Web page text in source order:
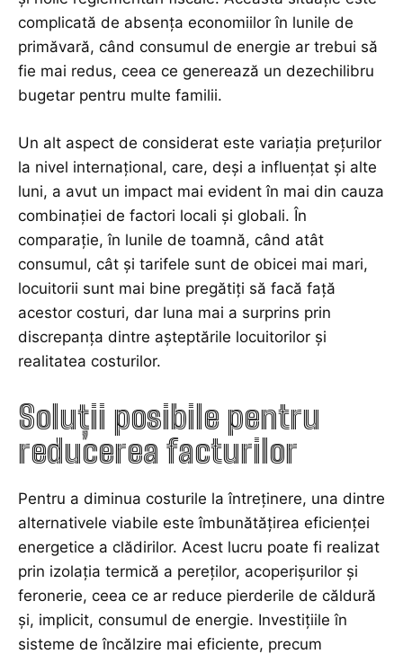
complicată de absența economiilor în lunile de
primăvară, când consumul de energie ar trebui să
fie mai redus, ceea ce generează un dezechilibru
bugetar pentru multe familii.
Un alt aspect de considerat este variația prețurilor
la nivel internațional, care, deși a influențat și alte
luni, a avut un impact mai evident în mai din cauza
combinației de factori locali și globali. În
comparație, în lunile de toamnă, când atât
consumul, cât și tarifele sunt de obicei mai mari,
locuitorii sunt mai bine pregătiți să facă față
acestor costuri, dar luna mai a surprins prin
discrepanța dintre așteptările locuitorilor și
realitatea costurilor.
Soluții posibile pentru
reducerea facturilor
Pentru a diminua costurile la întreținere, una dintre
alternativele viabile este îmbunătățirea eficienței
energetice a clădirilor. Acest lucru poate fi realizat
prin izolația termică a pereților, acoperișurilor și
feronerie, ceea ce ar reduce pierderile de căldură
și, implicit, consumul de energie. Investițiile în
sisteme de încălzire mai eficiente, precum